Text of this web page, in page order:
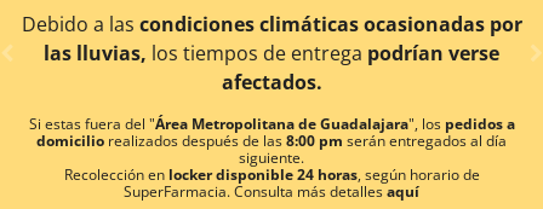
< div class="carousel-inner">
Debido a las condiciones climáticas ocasionadas por
las lluvias, los tiempos de entrega podrían verse
afectados.
Si estas fuera del "Área Metropolitana de Guadalajara", los pedidos a
domicilio realizados después de las8:00 pm serán entregados al día
siguiente.
Recolección en locker disponible 24 horas, según horario de
SuperFarmacia. Consulta más detallesaquí